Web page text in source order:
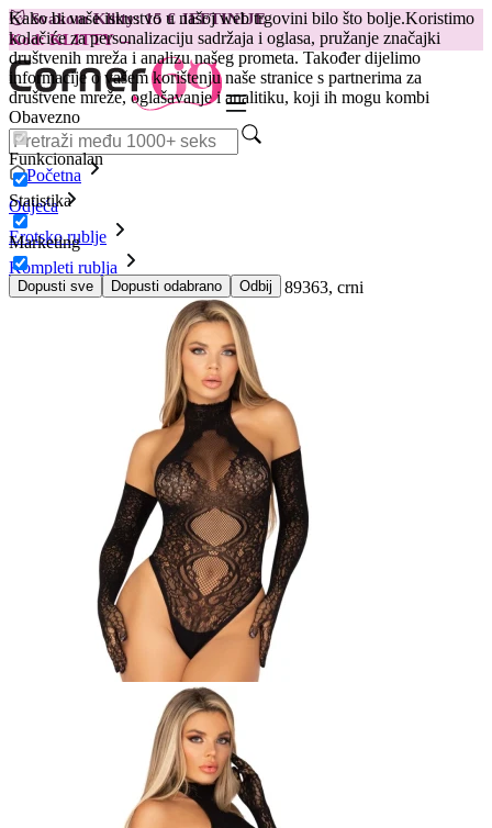
Kako bi vaše iskustvo u našoj web trgovini bilo što bolje.Koristimo
kolačiće za personalizaciju sadržaja i oglasa, pružanje značajki
društvenih mreža i analizu našeg prometa. Također dijelimo
informacije o vašem korištenju naše stranice s partnerima za
društvene mreže, oglašavanje i analitiku, koji ih mogu kombi
Obavezno
Funkcionalan
Statistika
Marketing
Dopusti sve Dopusti odabrano Odbij
😽Svakom Klitty: 15 € JEFTINIJE
Kod: KLITTY →
Početna
Odjeća
Erotsko rublje
Kompleti rublja
Komplet, bodi i rukavice Leg Avenue - 89363, crni